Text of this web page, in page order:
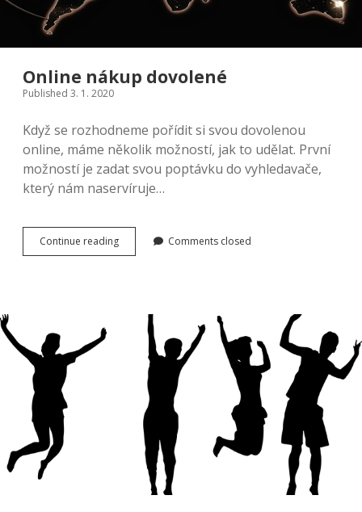
Online nákup dovolené
Published 3. 1. 2020
Když se rozhodneme pořídit si svou dovolenou
online, máme několik možností, jak to udělat. První
možností je zadat svou poptávku do vyhledavače,
který nám naservíruje…
Continue readingOnline
nákup
Comments closed